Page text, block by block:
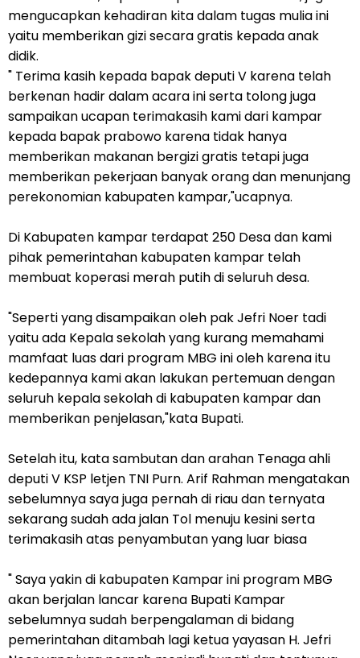
mengucapkan kehadiran kita dalam tugas mulia ini
yaitu memberikan gizi secara gratis kepada anak
didik.
" Terima kasih kepada bapak deputi V karena telah
berkenan hadir dalam acara ini serta tolong juga
sampaikan ucapan terimakasih kami dari kampar
kepada bapak prabowo karena tidak hanya
memberikan makanan bergizi gratis tetapi juga
memberikan pekerjaan banyak orang dan menunjang
perekonomian kabupaten kampar,"ucapnya.
Di Kabupaten kampar terdapat 250 Desa dan kami
pihak pemerintahan kabupaten kampar telah
membuat koperasi merah putih di seluruh desa.
"Seperti yang disampaikan oleh pak Jefri Noer tadi
yaitu ada Kepala sekolah yang kurang memahami
mamfaat luas dari program MBG ini oleh karena itu
kedepannya kami akan lakukan pertemuan dengan
seluruh kepala sekolah di kabupaten kampar dan
memberikan penjelasan,"kata Bupati.
Setelah itu, kata sambutan dan arahan Tenaga ahli
deputi V KSP letjen TNI Purn. Arif Rahman mengatakan
sebelumnya saya juga pernah di riau dan ternyata
sekarang sudah ada jalan Tol menuju kesini serta
terimakasih atas penyambutan yang luar biasa
" Saya yakin di kabupaten Kampar ini program MBG
akan berjalan lancar karena Bupati Kampar
sebelumnya sudah berpengalaman di bidang
pemerintahan ditambah lagi ketua yayasan H. Jefri